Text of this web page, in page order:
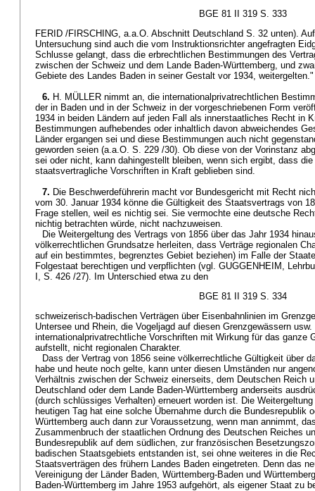
BGE 81 II 319 S. 333
FERID /FIRSCHING, a.a.O. Abschnitt Deutschland S. 32 unten).
Untersuchung sind auch die vom Instruktionsrichter angefragten
Schlusse gelangt, dass die erbrechtlichen Bestimmungen des
zwischen der Schweiz und dem Lande Baden-Württemberg, und
Gebiete des Landes Baden in seiner Gestalt vor 1934, weitergelten."
6. H. MÜLLER nimmt an, die internationalprivatrechtlichen
der in Baden und in der Schweiz in der vorgeschriebenen Form
1934 in beiden Ländern auf jeden Fall als innerstaatliches Recht in
Bestimmungen aufhebendes oder inhaltlich davon abweichendes
Länder ergangen sei und diese Bestimmungen auch nicht
geworden seien (a.a.O. S. 229 /30). Ob diese von der Vorinstanz
sei oder nicht, kann dahingestellt bleiben, wenn sich ergibt, dass
staatsvertragliche Vorschriften in Kraft geblieben sind.
7. Die Beschwerdeführerin macht vor Bundesgericht mit Recht
vom 30. Januar 1934 könne die Gültigkeit des Staatsvertrags von
Frage stellen, weil es nichtig sei. Sie vermochte eine deutsche
nichtig betrachten würde, nicht nachzuweisen.
Die Weitergeltung des Vertrags von 1856 über das Jahr 1934
völkerrechtlichen Grundsatze herleiten, dass Verträge regionalen
auf ein bestimmtes, begrenztes Gebiet beziehen) im Falle der
Folgestaat berechtigen und verpflichten (vgl. GUGGENHEIM,
I, S. 426 /27). Im Unterschied etwa zu den
BGE 81 II 319 S. 334
schweizerisch-badischen Verträgen über Eisenbahnlinien im
Untersee und Rhein, die Vogeljagd auf diesen Grenzgewässern
internationalprivatrechtliche Vorschriften mit Wirkung für das ganze
aufstellt, nicht regionalen Charakter.
Dass der Vertrag von 1856 seine völkerrechtliche Gültigkeit über
habe und heute noch gelte, kann unter diesen Umständen nur
Verhältnis zwischen der Schweiz einerseits, dem Deutschen Reich
Deutschland oder dem Lande Baden-Württemberg anderseits
(durch schlüssiges Verhalten) erneuert worden ist. Die
heutigen Tag hat eine solche Übernahme durch die Bundesrepublik
Württemberg auch dann zur Voraussetzung, wenn man annimmt,
Zusammenbruch der staatlichen Ordnung des Deutschen Reiches
Bundesrepublik auf dem südlichen, zur französischen
badischen Staatsgebiets entstanden ist, sei ohne weiteres in die
Staatsverträgen des frühern Landes Baden eingetreten. Denn das
Vereinigung der Länder Baden, Württemberg-Baden und
Baden-Württemberg im Jahre 1953 aufgehört, als eigener Staat zu